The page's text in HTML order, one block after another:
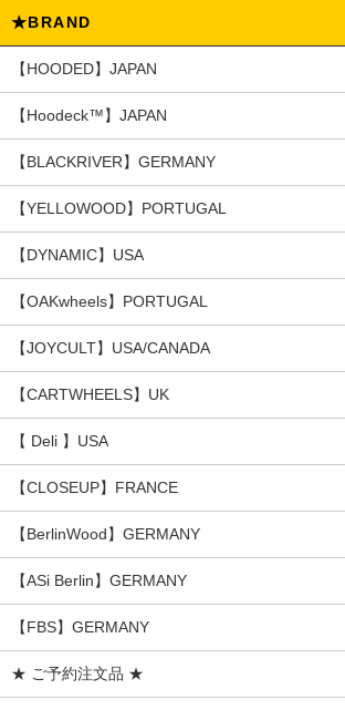
★BRAND
【HOODED】JAPAN
【Hoodeck™️】JAPAN
【BLACKRIVER】GERMANY
【YELLOWOOD】PORTUGAL
【DYNAMIC】USA
【OAKwheels】PORTUGAL
【JOYCULT】USA/CANADA
【CARTWHEELS】UK
【 Deli 】USA
【CLOSEUP】FRANCE
【BerlinWood】GERMANY
【ASi Berlin】GERMANY
【FBS】GERMANY
★ ご予約注文品 ★